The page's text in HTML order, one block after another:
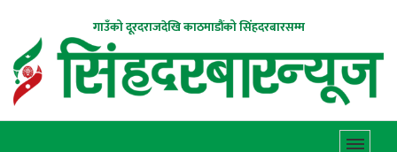
गाउँको दूरदराजदेखि काठमाडौंको सिंहदरबारसम्म